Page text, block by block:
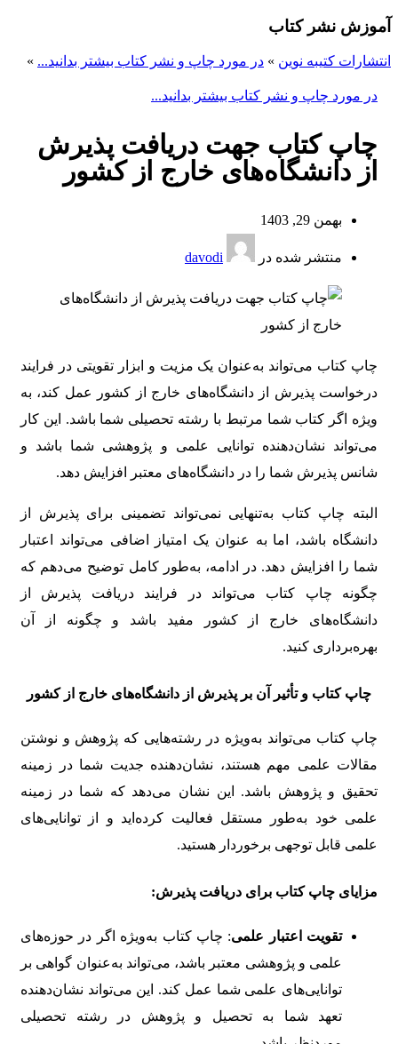
آموزش نشر کتاب
انتشارات کتیبه نوین » در مورد چاپ و نشر کتاب بیشتر بدانید... »
در مورد چاپ و نشر کتاب بیشتر بدانید...
چاپ کتاب جهت دریافت پذیرش
از دانشگاه‌های خارج از کشور
بهمن 29, 1403
منتشر شده در davodi
چاپ کتاب می‌تواند به‌عنوان یک مزیت و ابزار تقویتی در فرایند
درخواست پذیرش از دانشگاه‌های خارج از کشور عمل کند، به
ویژه اگر کتاب شما مرتبط با رشته تحصیلی شما باشد. این کار
می‌تواند نشان‌دهنده توانایی علمی و پژوهشی شما باشد و
شانس پذیرش شما را در دانشگاه‌های معتبر افزایش دهد.
البته چاپ کتاب به‌تنهایی نمی‌تواند تضمینی برای پذیرش از
دانشگاه باشد، اما به عنوان یک امتیاز اضافی می‌تواند اعتبار
شما را افزایش دهد. در ادامه، به‌طور کامل توضیح می‌دهم که
چگونه چاپ کتاب می‌تواند در فرایند دریافت پذیرش از
دانشگاه‌های خارج از کشور مفید باشد و چگونه از آن
بهره‌برداری کنید.
چاپ کتاب و تأثیر آن بر پذیرش از دانشگاه‌های خارج از کشور
چاپ کتاب می‌تواند به‌ویژه در رشته‌هایی که پژوهش و نوشتن
مقالات علمی مهم هستند، نشان‌دهنده جدیت شما در زمینه
تحقیق و پژوهش باشد. این نشان می‌دهد که شما در زمینه
علمی خود به‌طور مستقل فعالیت کرده‌اید و از توانایی‌های
علمی قابل توجهی برخوردار هستید.
مزایای چاپ کتاب برای دریافت پذیرش:
تقویت اعتبار علمی: چاپ کتاب به‌ویژه اگر در حوزه‌های
علمی و پژوهشی معتبر باشد، می‌تواند به‌عنوان گواهی بر
توانایی‌های علمی شما عمل کند. این می‌تواند نشان‌دهنده
تعهد شما به تحصیل و پژوهش در رشته تحصیلی